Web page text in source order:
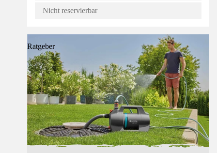
Nicht reservierbar
Ratgeber